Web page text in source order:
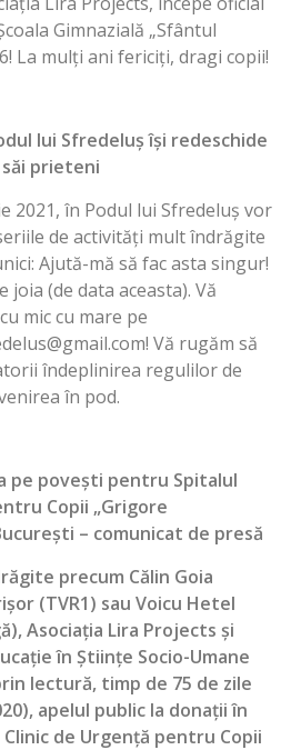
Gimnazială „Sfântul
La mulți ani fericiți, dragi copii!
lui Sfredeluș își redeschide
prieteni
2021, în Podul lui Sfredeluș vor
de activități mult îndrăgite
Ajută-mă să fac asta singur!
joia (de data aceasta). Vă
mic cu mare pe
! Vă rugăm să
îndeplinirea regulilor de
în pod.
pe povești pentru Spitalul
Copii „Grigore
– comunicat de presă
precum Călin Goia
(TVR1) sau Voicu Hetel
Asociaţia Lira Projects și
în Ştiinţe Socio-Umane
lectură, timp de 75 de zile
apelul public la donații în
de Urgență pentru Copii